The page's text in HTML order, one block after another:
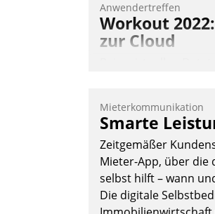
Anwendertreffen
Workout
zur Cloud
Teilnehmer
innovative Cloud-
Lösungen mit
Mieterkommunikation
Smarte
Zeitgemäßer
Mieter-App, über die
selbst hilft – wann
Die digitale